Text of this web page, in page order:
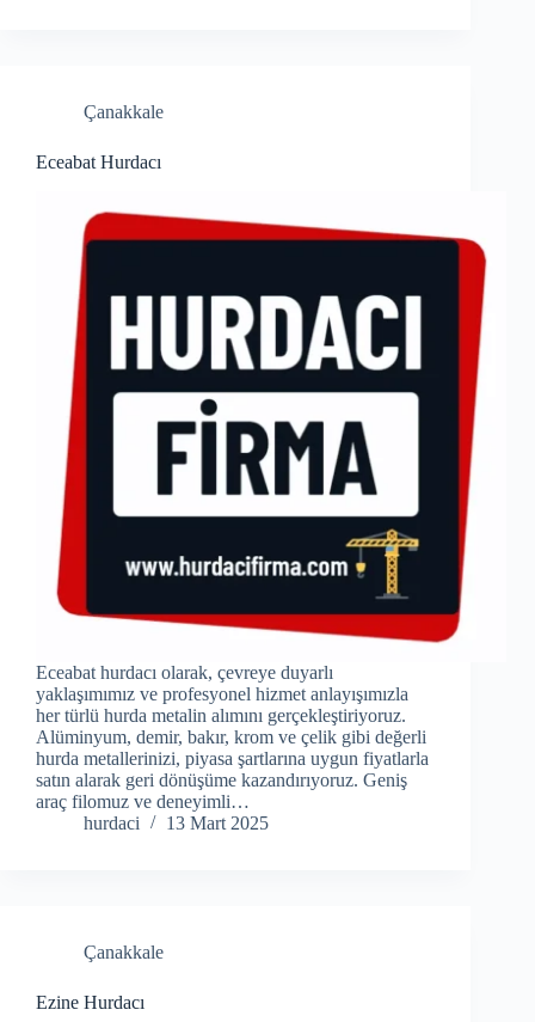
Çanakkale
Eceabat Hurdacı
Eceabat hurdacı olarak, çevreye duyarlı
yaklaşımımız ve profesyonel hizmet anlayışımızla
her türlü hurda metalin alımını gerçekleştiriyoruz.
Alüminyum, demir, bakır, krom ve çelik gibi değerli
hurda metallerinizi, piyasa şartlarına uygun fiyatlarla
satın alarak geri dönüşüme kazandırıyoruz. Geniş
araç filomuz ve deneyimli…
hurdaci
13 Mart 2025
Çanakkale
Ezine Hurdacı